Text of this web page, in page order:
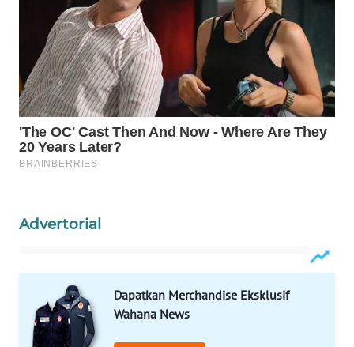
Advertorial
Dapatkan Merchandise Eksklusif
Wahana News
HEALTH
WAHANA
DESA
WISATA
LAPAK
WAHANA
MASYARAKAT
KELISTRIKAN